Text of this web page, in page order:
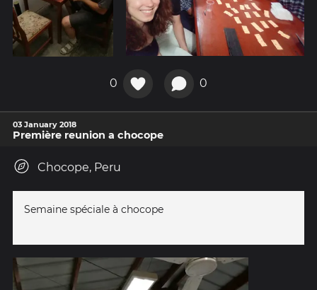
0 0
03 January 2018
Première reunion a chocope
Chocope, Peru
Semaine spéciale à chocope